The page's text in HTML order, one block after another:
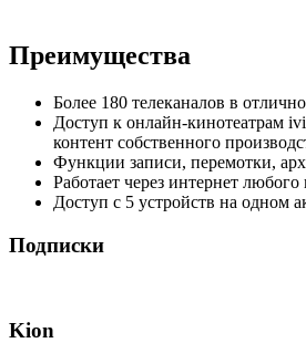
Преимущества
Более 180 телеканалов в
Доступ к онлайн-кинотеатрам
контент собственного
Функции записи, перемотки,
Работает через интернет любого
Доступ с 5 устройств на одном
Подписки
Kion